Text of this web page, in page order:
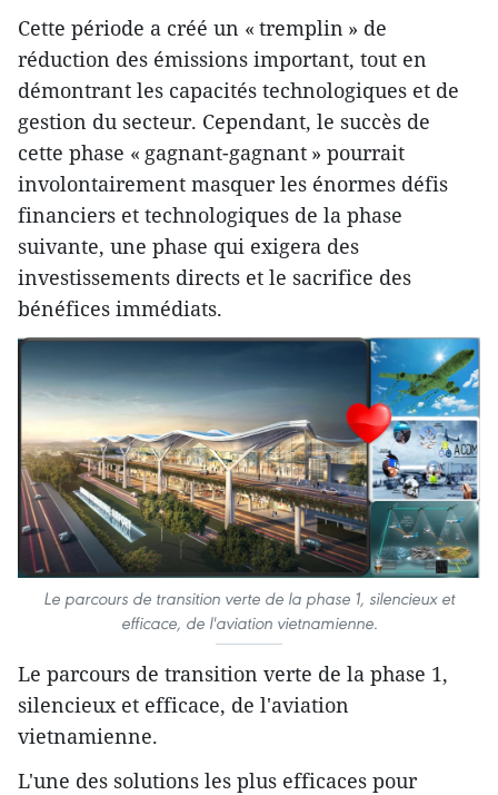
Cette période a créé un « tremplin » de
réduction des émissions important, tout en
démontrant les capacités technologiques et de
gestion du secteur. Cependant, le succès de
cette phase « gagnant-gagnant » pourrait
involontairement masquer les énormes défis
financiers et technologiques de la phase
suivante, une phase qui exigera des
investissements directs et le sacrifice des
bénéfices immédiats.
Le parcours de transition verte de la phase 1, silencieux et
efficace, de l'aviation vietnamienne.
Le parcours de transition verte de la phase 1,
silencieux et efficace, de l'aviation
vietnamienne.
L'une des solutions les plus efficaces pour